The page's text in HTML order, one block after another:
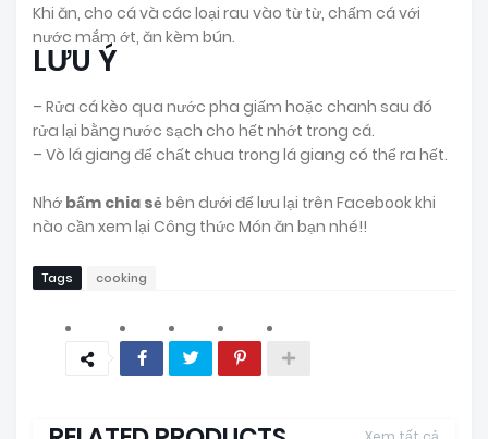
Khi ăn, cho cá và các loại rau vào từ từ, chấm cá với
nước mắm ớt, ăn kèm bún.
LƯU Ý
– Rửa cá kèo qua nước pha giấm hoặc chanh sau đó
rửa lại bằng nước sạch cho hết nhớt trong cá.
– Vò lá giang để chất chua trong lá giang có thể ra hết.
Nhớ bấm chia sẻbên dưới để lưu lại trên Facebook khi
nào cần xem lại Công thức Món ăn bạn nhé!!
Tags cooking